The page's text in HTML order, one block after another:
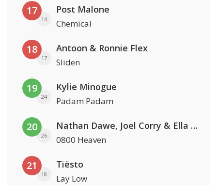
17
14
Post Malone
Chemical
18
17
Antoon & Ronnie Flex
Sliden
19
24
Kylie Minogue
Padam Padam
20
26
Nathan Dawe, Joel Corry & Ella Henderson
0800 Heaven
21
18
Tiësto
Lay Low